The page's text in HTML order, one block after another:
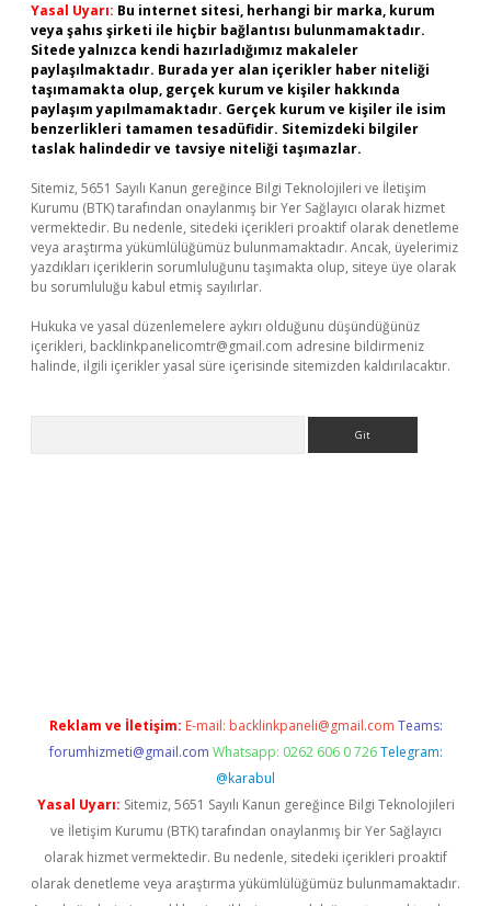
Yasal Uyarı: Bu internet sitesi, herhangi bir marka, kurum
veya şahıs şirketi ile hiçbir bağlantısı bulunmamaktadır.
Sitede yalnızca kendi hazırladığımız makaleler
paylaşılmaktadır. Burada yer alan içerikler haber niteliği
taşımamakta olup, gerçek kurum ve kişiler hakkında
paylaşım yapılmamaktadır. Gerçek kurum ve kişiler ile isim
benzerlikleri tamamen tesadüfidir. Sitemizdeki bilgiler
taslak halindedir ve tavsiye niteliği taşımazlar.
Sitemiz, 5651 Sayılı Kanun gereğince Bilgi Teknolojileri ve İletişim
Kurumu (BTK) tarafından onaylanmış bir Yer Sağlayıcı olarak hizmet
vermektedir. Bu nedenle, sitedeki içerikleri proaktif olarak denetleme
veya araştırma yükümlülüğümüz bulunmamaktadır. Ancak, üyelerimiz
yazdıkları içeriklerin sorumluluğunu taşımakta olup, siteye üye olarak
bu sorumluluğu kabul etmiş sayılırlar.
Hukuka ve yasal düzenlemelere aykırı olduğunu düşündüğünüz
içerikleri, backlinkpanelicomtr@gmail.com adresine bildirmeniz
halinde, ilgili içerikler yasal süre içerisinde sitemizden kaldırılacaktır.
Reklam ve İletişim: E-mail: backlinkpaneli@gmail.com Teams:
forumhizmeti@gmail.com Whatsapp: 0262 606 0 726 Telegram:
@karabul
Yasal Uyarı: Sitemiz, 5651 Sayılı Kanun gereğince Bilgi Teknolojileri
ve İletişim Kurumu (BTK) tarafından onaylanmış bir Yer Sağlayıcı
olarak hizmet vermektedir. Bu nedenle, sitedeki içerikleri proaktif
olarak denetleme veya araştırma yükümlülüğümüz bulunmamaktadır.